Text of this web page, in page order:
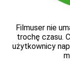
Filmuser nie
trochę czasu.
użytkownicy